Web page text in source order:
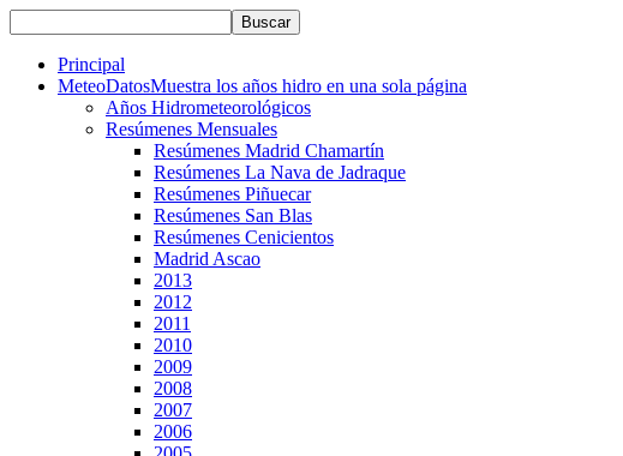
Principal
MeteoDatosMuestra los años hidro en una sola página
Años Hidrometeorológicos
Resúmenes Mensuales
Resúmenes Madrid Chamartín
Resúmenes La Nava de Jadraque
Resúmenes Piñuecar
Resúmenes San Blas
Resúmenes Cenicientos
Madrid Ascao
2013
2012
2011
2010
2009
2008
2007
2006